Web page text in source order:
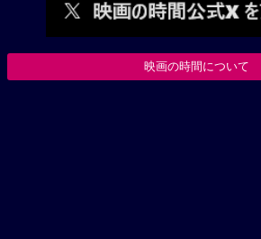
映画の時間について